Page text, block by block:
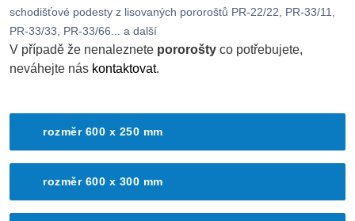
schodišťové podesty z lisovaných pororoštů PR-22/22, PR-33/11,
PR-33/33, PR-33/66... a další
V případě že nenaleznete pororošty co potřebujete,
neváhejte nás kontaktovat.
rozměr 600 x 250 mm
rozměr 600 x 300 mm